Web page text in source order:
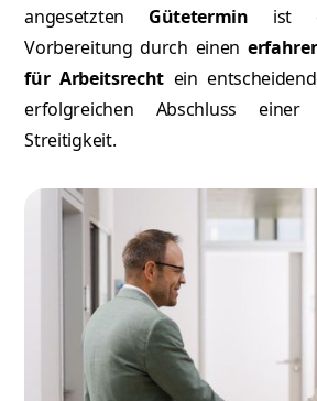
angesetzten Gütetermin ist
Vorbereitung durch einen
für Arbeitsrecht ein
erfolgreichen Abschluss einer
Streitigkeit.